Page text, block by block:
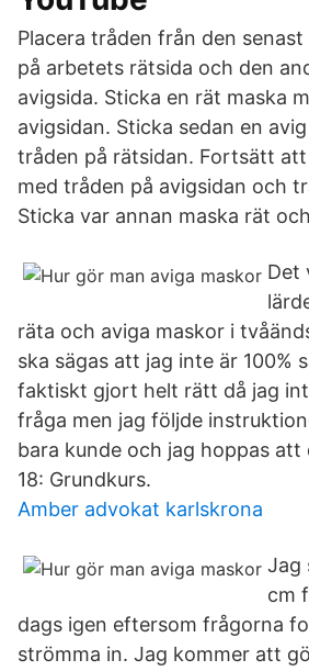
Placera tråden från den
på arbetets rätsida och den
avigsida. Sticka en rät maska
avigsidan. Sticka sedan en
tråden på rätsidan. Fortsätt
med tråden på avigsidan och
Sticka var annan maska rät
Det
räta och aviga maskor i
ska sägas att jag inte är 100%
faktiskt gjort helt rätt då jag
fråga men jag följde
bara kunde och jag hoppas att
18: Grundkurs.
Amber advokat karlskrona
Jag
cm
dags igen eftersom frågorna
strömma in. Jag kommer att